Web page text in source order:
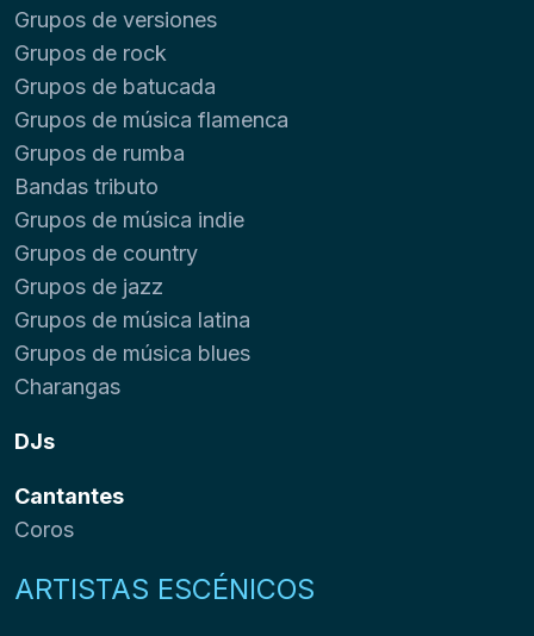
Grupos de versiones
Grupos de rock
Grupos de batucada
Grupos de música flamenca
Grupos de rumba
Bandas tributo
Grupos de música indie
Grupos de country
Grupos de jazz
Grupos de música latina
Grupos de música blues
Charangas
DJs
Cantantes
Coros
ARTISTAS ESCÉNICOS